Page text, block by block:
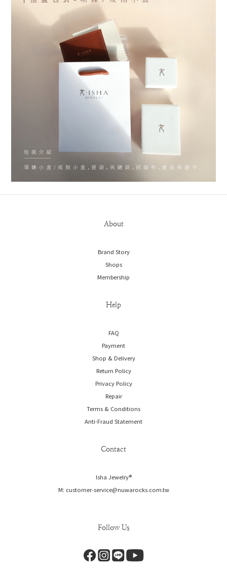
About
Brand Story
Shops
Membership
Help
FAQ
Payment
Shop & Delivery
Return Policy
Privacy Policy
Repair
Terms & Conditions
Anti-Fraud Statement
Contact
Isha Jewelry®️
M: customer-service@nuwarocks.com.tw
Follow Us